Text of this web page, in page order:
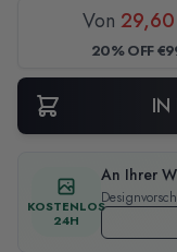
Von
20% OFF
IN
KOSTENLOS
24H
An Ihrer